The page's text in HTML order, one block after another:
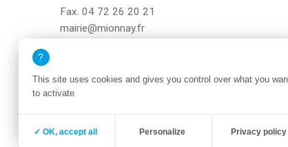
Fax. 04 72 26 20 21
mairie@mionnay.fr
This site uses cookies and gives you control over what you
to activate
✓ OK, accept all Personalize Privacy policy